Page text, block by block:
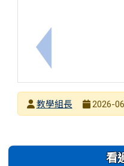
上一筆：轉知臺南
發布者
教學組長
2026-
左邊區域內容 看